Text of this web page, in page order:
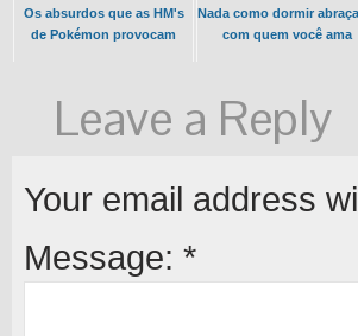
Os absurdos que as HM's
de Pokémon provocam
Nada como dormir
com quem você ama
Leave a Reply
Your email address
Message: *